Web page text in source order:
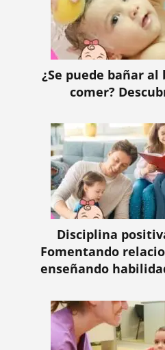
¿Se puede bañar al
comer?
Disciplina
Fomentando
enseñando